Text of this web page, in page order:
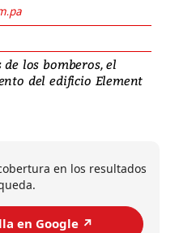
los bomberos, el
del edificio Element
en los resultados
en Google ↗️